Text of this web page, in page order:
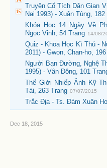
Truyện Cổ Tích Dân Gian
Nai 1993) - Xuân Tùng, 182
Khóa Học 14 Ngày Về
Ngọc Vinh, 54 Trang 14/08/
Quiz - Khoa Học Kì Thú -
2011) - Gwon, Chan-ho,
Người Bạn Đường, Nghệ
1995) - Vân Đông, 101
Thế Giới Nhiếp Ảnh Kỹ
Tài, 263 Trang 07/07/2015
Trắc Địa - Ts. Đàm Xuân
Dec 18, 2015